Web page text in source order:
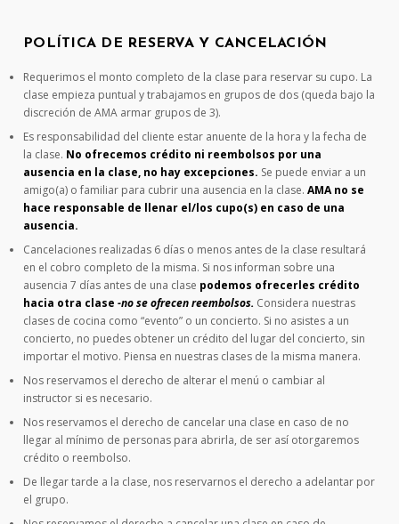
POLÍTICA DE RESERVA Y CANCELACIÓN
Requerimos el monto completo de la clase para reservar su cupo. La
clase empieza puntual y trabajamos en grupos de dos (queda bajo la
discreción de AMA armar grupos de 3).
Es responsabilidad del cliente estar anuente de la hora y la fecha de
la clase. No ofrecemos crédito ni reembolsos por una
ausencia en la clase, no hay excepciones. Se puede enviar a un
amigo(a) o familiar para cubrir una ausencia en la clase.AMA no se
hace responsable de llenar el/los cupo(s) en caso de una
ausencia.
Cancelaciones realizadas 6 días o menos antes de la clase resultará
en el cobro completo de la misma. Si nos informan sobre una
ausencia 7 días antes de una clase podemos ofrecerles crédito
hacia otra clase-no se ofrecen reembolsos. Considera nuestras
clases de cocina como “evento” o un concierto. Si no asistes a un
concierto, no puedes obtener un crédito del lugar del concierto, sin
importar el motivo. Piensa en nuestras clases de la misma manera.
Nos reservamos el derecho de alterar el menú o cambiar al
instructor si es necesario.
Nos reservamos el derecho de cancelar una clase en caso de no
llegar al mínimo de personas para abrirla, de ser así otorgaremos
crédito o reembolso.
De llegar tarde a la clase, nos reservarnos el derecho a adelantar por
el grupo.